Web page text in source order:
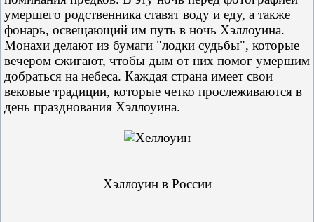
умершего родственника ставят воду и еду, а также
фонарь, освещающий им путь в ночь Хэллоуина.
Монахи делают из бумаги "лодки судьбы", которые
вечером сжигают, чтобы дым от них помог умершим
добраться на небеса. Каждая страна имеет свои
вековые традиции, которые четко прослеживаются в
день празднования Хэллоуина.
Хэллоуин в России